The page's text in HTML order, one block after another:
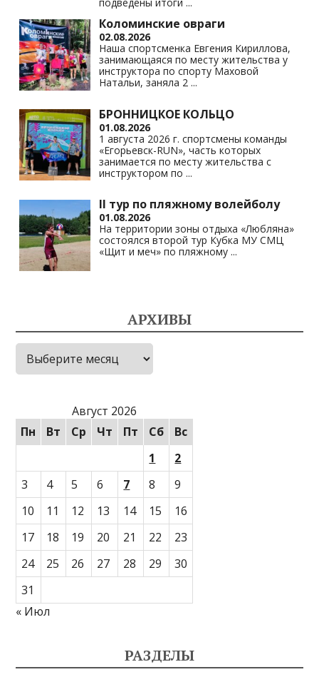
Коломинские овраги
02.08.2026
Наша спортсменка Евгения Кириллова,
занимающаяся по месту жительства у
инструктора по спорту Маховой
Натальи, заняла 2 ...
БРОННИЦКОЕ КОЛЬЦО
01.08.2026
1 августа 2026 г. спортсмены команды
«Егорьевск-RUN», часть которых
занимается по месту жительства с
инструктором по ...
II тур по пляжному волейболу
01.08.2026
На территории зоны отдыха «Любляна»
состоялся второй тур Кубка МУ СМЦ
«Щит и меч» по пляжному ...
АРХИВЫ
Архивы
Август 2026
Пн
Вт Ср Чт Пт Сб
Вс
1
2
3
4 5 6 7 8
9
10
11 12 13 14 15
16
17
18 19 20 21 22
23
24
25 26 27 28 29
30
31
« Июл
РАЗДЕЛЫ